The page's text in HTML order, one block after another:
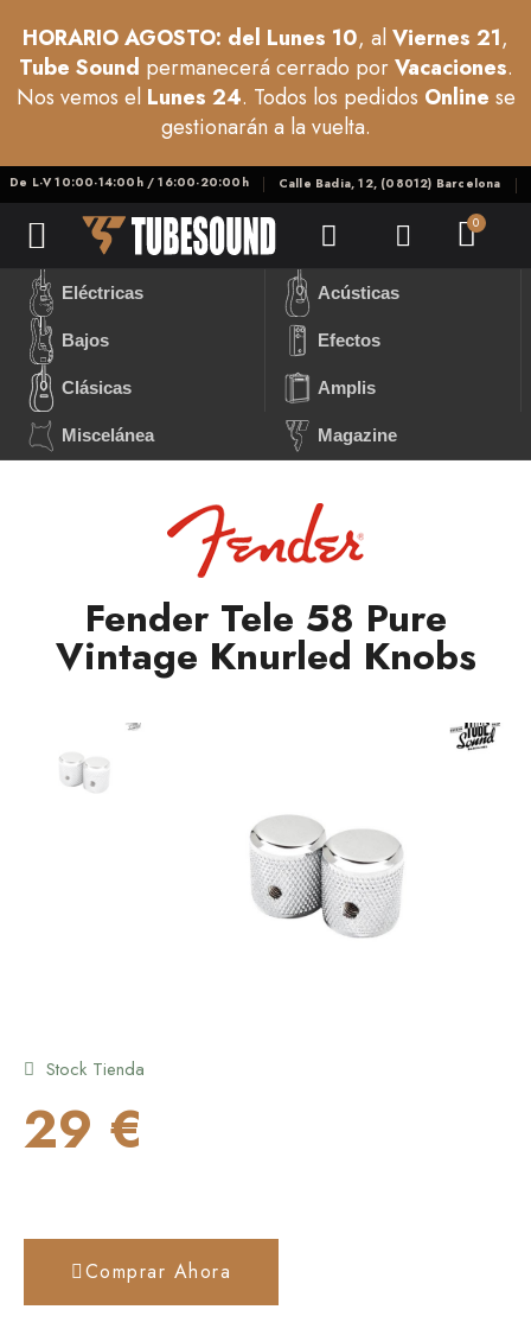
HORARIO AGOSTO: del Lunes 10, alViernes 21,
Tube Sound permanecerá cerrado porVacaciones.
Nos vemos el Lunes 24. Todos los pedidos Online se
gestionarán a la vuelta.
De L-V 10:00-14:00h / 16:00-20:00h Calle Badia, 12, (08012) Barcelona
Eléctricas Acústicas
Bajos Efectos
Clásicas Amplis
Miscelánea Magazine
Fender Tele 58 Pure
Vintage Knurled Knobs
Stock Tienda
29 €
Comprar Ahora